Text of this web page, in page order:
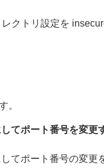
クトリ設定を
。
てポート番号を変
てポート番号の変